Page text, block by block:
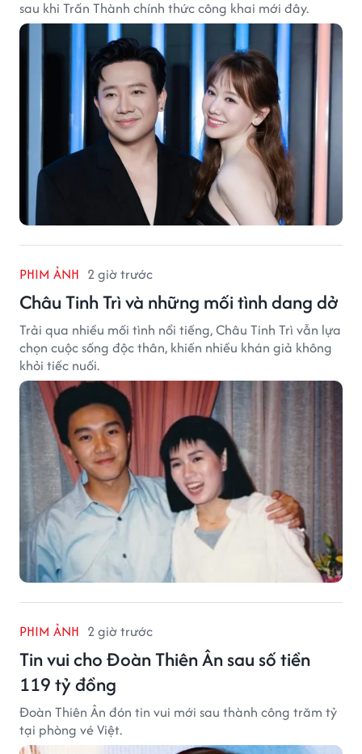
sau khi Trấn Thành chính thức công khai mới đây.
PHIM ẢNH 2 giờ trước
Châu Tinh Trì và những mối tình dang dở
Trải qua nhiều mối tình nổi tiếng, Châu Tinh Trì vẫn lựa
chọn cuộc sống độc thân, khiến nhiều khán giả không
khỏi tiếc nuối.
PHIM ẢNH 2 giờ trước
Tin vui cho Đoàn Thiên Ân sau số tiền
119 tỷ đồng
Đoàn Thiên Ân đón tin vui mới sau thành công trăm tỷ
tại phòng vé Việt.